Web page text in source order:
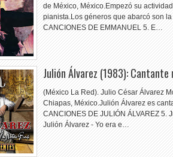
de México, México.Empezó su
pianista.Los géneros que abarcó son
CANCIONES DE EMMANUEL 5. E…
Julión Álvarez (1983): Cantante
(México La Red). Julio César Álvarez
Chiapas, México.Julión Álvarez es
CANCIONES DE JULIÓN ÁLVAREZ 5.
Julión Álvarez - Yo era e…